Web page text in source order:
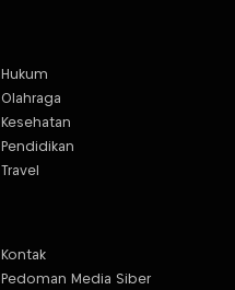
Hukum
Olahraga
Kesehatan
Pendidikan
Travel
Kontak
Pedoman Media Siber